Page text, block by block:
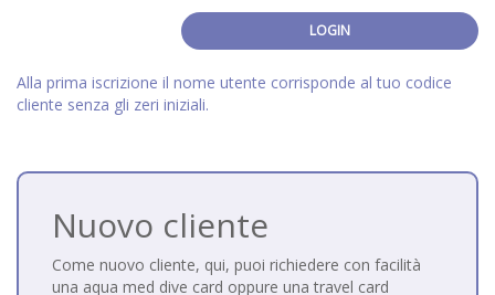
Alla prima iscrizione il nome utente corrisponde al tuo codice
cliente senza gli zeri iniziali.
Nuovo cliente
Come nuovo cliente, qui, puoi richiedere con facilità
una aqua med dive card oppure una travel card